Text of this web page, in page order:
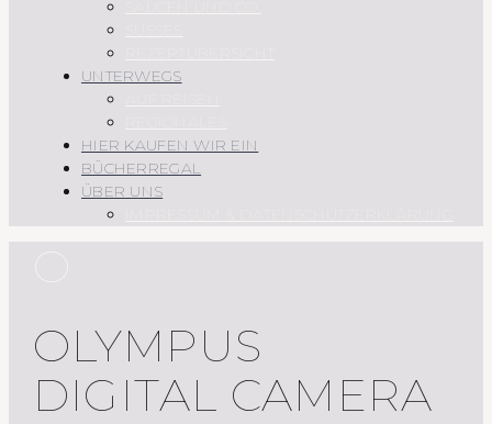
UNTERWEGS
HIER KAUFEN WIR EIN
BÜCHERREGAL
ÜBER UNS
OLYMPUS
DIGITAL CAMERA